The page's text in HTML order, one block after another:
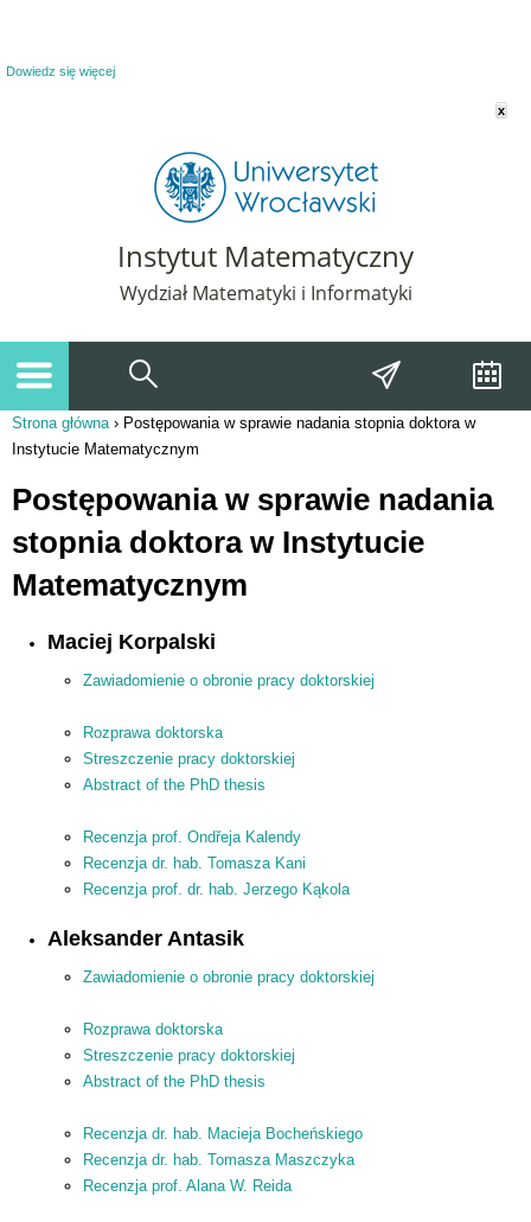
Dowiedz się więcej
x
Instytut Matematyczny
Wydział Matematyki i Informatyki
Jesteś tutaj
Strona główna› Postępowania w sprawie nadania stopnia doktora w
Instytucie Matematycznym
Postępowania w sprawie nadania
stopnia doktora w Instytucie
Matematycznym
Maciej Korpalski
Zawiadomienie o obronie pracy doktorskiej
Rozprawa doktorska
Streszczenie pracy doktorskiej
Abstract of the PhD thesis
Recenzja prof. Ondřeja Kalendy
Recenzja dr. hab. Tomasza Kani
Recenzja prof. dr. hab. Jerzego Kąkola
Aleksander Antasik
Zawiadomienie o obronie pracy doktorskiej
Rozprawa doktorska
Streszczenie pracy doktorskiej
Abstract of the PhD thesis
Recenzja dr. hab. Macieja Bocheńskiego
Recenzja dr. hab. Tomasza Maszczyka
Recenzja prof. Alana W. Reida